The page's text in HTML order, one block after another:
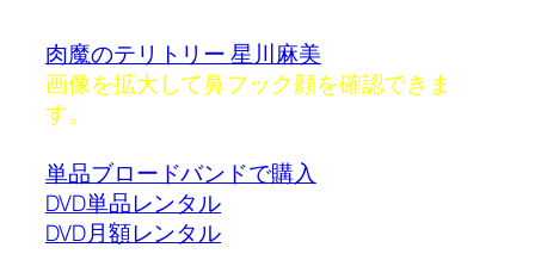
肉魔のテリトリー 星川麻美
画像を拡大して鼻フック顔を確認できま
す。
単品ブロードバンドで購入
DVD単品レンタル
DVD月額レンタル